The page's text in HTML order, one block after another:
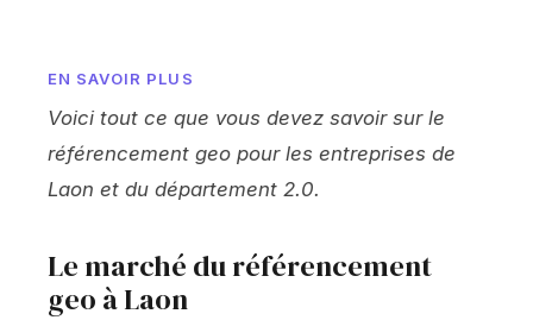
EN SAVOIR PLUS
Voici tout ce que vous devez savoir sur le
référencement geo pour les entreprises de
Laon et du département 2.0.
Le marché du référencement
geo à Laon